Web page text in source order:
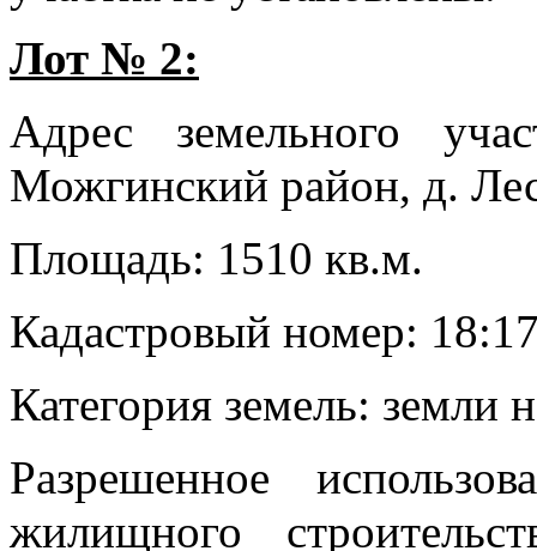
Лот № 2:
Адрес земельного
Можгинский район, д.
Площадь: 1510 кв.м.
Кадастровый номер:
Категория земель: земли
Разрешенное
жилищного